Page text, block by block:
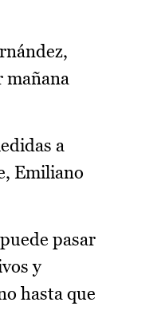
mañana
a
Emiliano
pasar
y
hasta que